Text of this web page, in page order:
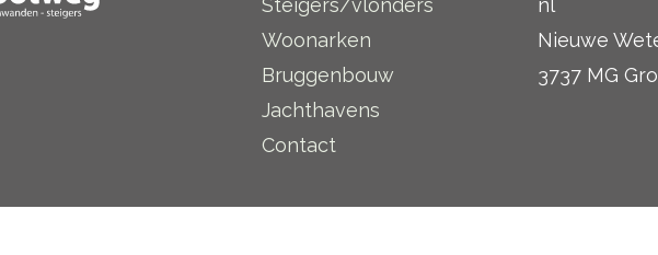
Steigers/vlonders
Woonarken
Bruggenbouw
Jachthavens
Contact
nl
Nieuwe
3737 MG